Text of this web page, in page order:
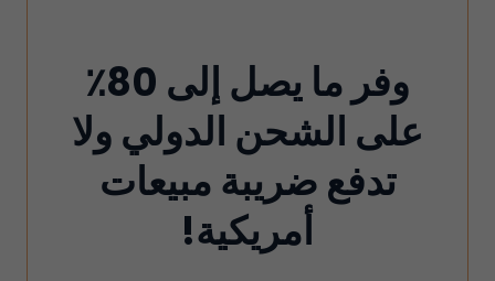
وفر ما يصل إلى 80٪
على الشحن الدولي ولا
تدفع ضريبة مبيعات
أمريكية!